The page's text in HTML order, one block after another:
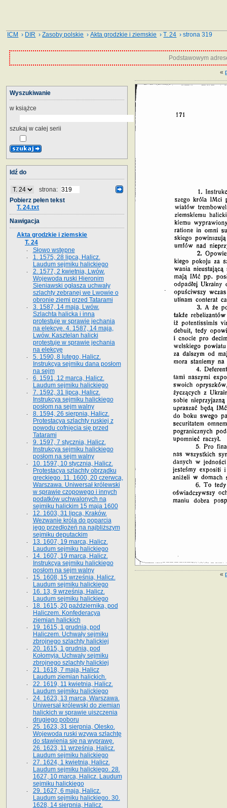
ICM › DIR ›Zasoby polskie ›Akta grodzkie i ziemskie ›T. 24 › strona 319
Podstawowym
«
«
Wyszukiwanie
w książce
szukaj w całej serii
Idź do
strona:
Pobierz pełen tekst
T. 24.txt
Nawigacja
Akta grodzkie i ziemskie
T. 24
Słowo wstępne
1. 1575, 28 lipca, Halicz.
Laudum sejmiku halickiego
2. 1577, 2 kwietnia, Lwów.
Wojewoda ruski Hieronim
Sieniawski ogłasza uchwały
szlachty zebranej we Lwowie o
obronie ziemi przed Tatarami
3. 1587, 14 maja, Lwów.
Szlachta halicka i inna
protestuje w sprawie jechania
na elekcyę. 4. 1587, 14 maja,
Lwów. Kasztelan halicki
protestuje w sprawie jechania
na elekcyę
5. 1590, 8 lutego, Halicz.
Instrukcya sejmiku dana posłom
na sejm
6. 1591, 12 marca, Halicz.
Laudum sejmiku halickiego
7. 1592, 31 lipca, Halicz.
Instrukcya sejmiku halickiego
posłom na sejm walny
8. 1594, 26 sierpnia, Halicz.
Protestacya szlachty ruskiej z
powodu cofnięcia się przed
Tatarami
9. 1597, 7 stycznia, Halicz.
Instrukcya sejmiku halickiego
posłom na sejm walny
10. 1597, 10 stycznia, Halicz.
Protestacya szlachty obrządku
greckiego. 11. 1600, 20 czerwca,
Warszawa. Uniwersał królewski
w sprawie czopowego i innych
podatków uchwalonych na
sejmiku halickim 15 maja 1600
12. 1603, 31 lipca, Kraków.
Wezwanie króla do poparcia
jego przedłożeń na najbliższym
sejmiku deputackim
13. 1607, 19 marca, Halicz.
Laudum sejmiku halickiego
14. 1607, 19 marca, Halicz.
Instrukcya sejmiku halickiego
posłom na sejm walny
15. 1608, 15 września, Halicz.
Laudum sejmiku halickiego
16. 13, 9 września, Halicz.
Laudum sejmiku halickiego
18. 1615, 20 października, pod
Haliczem. Konfederacya
ziemian halickich
19. 1615, 1 grudnia, pod
Haliczem. Uchwały sejmiku
zbrojnego szlachty halickiej
20. 1615, 1 grudnia, pod
Kołomyją. Uchwały sejmiku
zbrojnego szlachty halickiej
21. 1618, 7 maja, Halicz
Laudum ziemian halickich.
22. 1619, 11 kwietnia, Halicz.
Laudum sejmiku halickiego
24. 1623, 13 marca, Warszawa.
Uniwersał królewski do ziemian
halickich w sprawie uiszczenia
drugiego poboru
25. 1623, 31 sierpnia, Olesko.
Wojewoda ruski wzywa szlachtę
do stawienia się na wyprawę.
26. 1623, 11 września, Halicz.
Laudum sejmiku halickiego
27. 1624, 1 kwietnia, Halicz.
Laudum sejmiku halickiego. 28.
1627, 10 marca, Halicz. Laudum
sejmiku halickiego
29. 1627, 6 maja, Halicz.
Laudum sejmiku halickiego. 30.
1628, 14 sierpnia, Halicz.